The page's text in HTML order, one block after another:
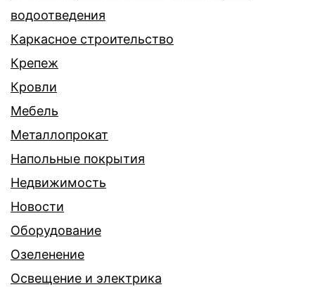
водоотведения
Каркасное строительство
Крепеж
Кровли
Мебель
Металлопрокат
Напольные покрытия
Недвижимость
Новости
Оборудование
Озеленение
Освещение и электрика